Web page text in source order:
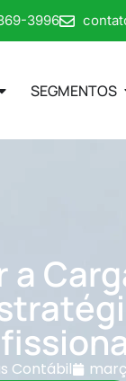
3996
SEGMENTOS
a
Contábil